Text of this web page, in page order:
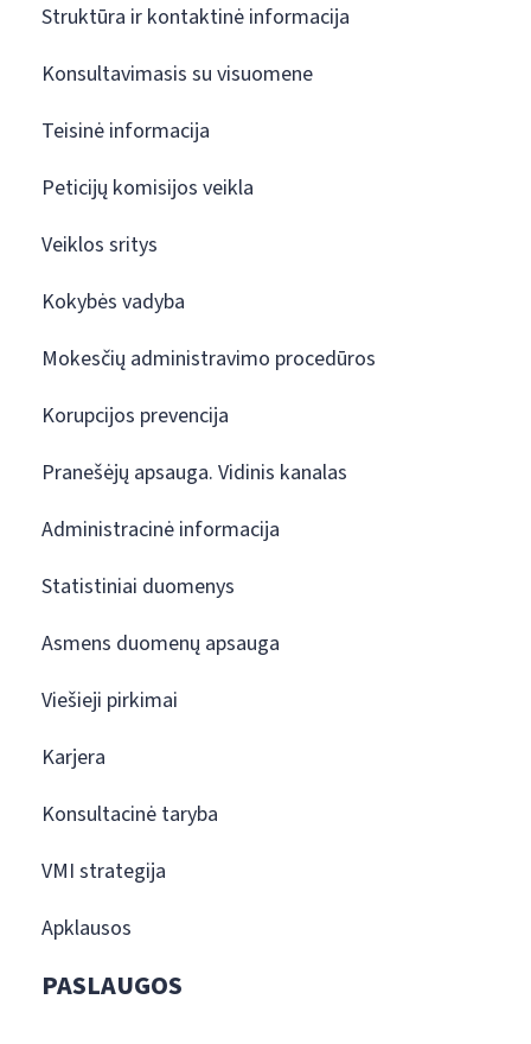
Struktūra ir kontaktinė informacija
Konsultavimasis su visuomene
Teisinė informacija
Peticijų komisijos veikla
Veiklos sritys
Kokybės vadyba
Mokesčių administravimo procedūros
Korupcijos prevencija
Pranešėjų apsauga. Vidinis kanalas
Administracinė informacija
Statistiniai duomenys
Asmens duomenų apsauga
Viešieji pirkimai
Karjera
Konsultacinė taryba
VMI strategija
Apklausos
PASLAUGOS